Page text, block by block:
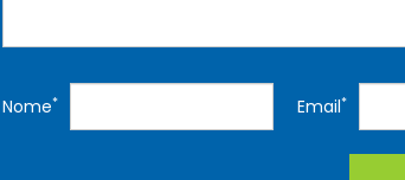
Nome* Email*